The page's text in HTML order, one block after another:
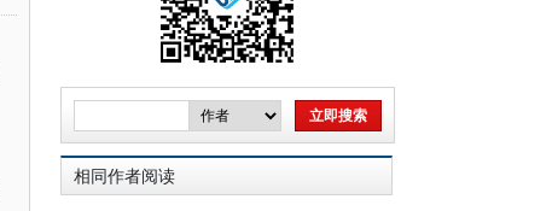
相同作者阅读